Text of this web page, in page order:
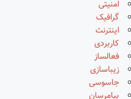
امنیتی
گرافیک
اینترنت
کاربردی
فعالساز
زیباسازی
جاسوسی
پیامرسان